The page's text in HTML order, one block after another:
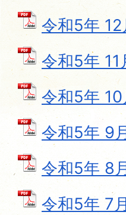
令和5年
令和5年
令和5年
令和5年 9
令和5年 8
令和5年 7